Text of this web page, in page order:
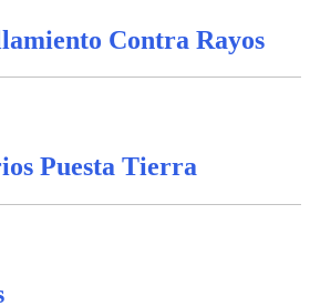
Contra Rayos
Puesta Tierra